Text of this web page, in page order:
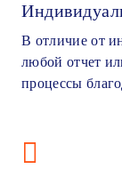
В отличие от
любой отчет
процессы